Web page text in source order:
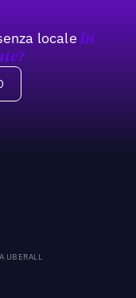
locale In
UBERALL